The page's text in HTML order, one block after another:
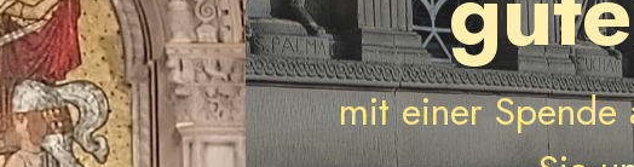
mit einer Spende